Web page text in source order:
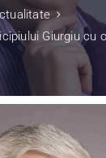
Giurgiu cu